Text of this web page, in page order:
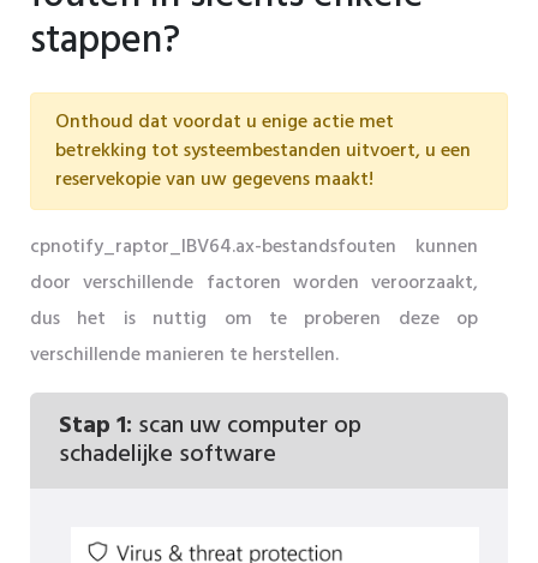
stappen?
Onthoud dat voordat u enige actie met
betrekking tot systeembestanden uitvoert, u een
reservekopie van uw gegevens maakt!
cpnotify_raptor_IBV64.ax-bestandsfouten kunnen
door verschillende factoren worden veroorzaakt,
dus het is nuttig om te proberen deze op
verschillende manieren te herstellen.
Stap 1: scan uw computer op
schadelijke software